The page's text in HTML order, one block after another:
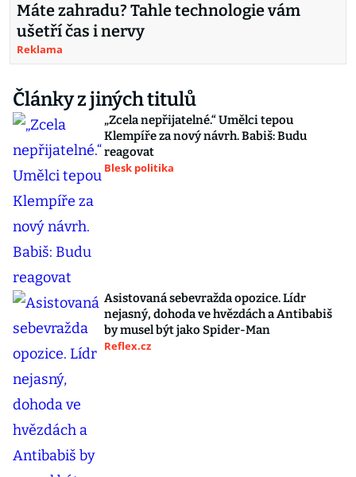
Máte zahradu? Tahle technologie vám
ušetří čas i nervy
Reklama
Články z jiných titulů
„Zcela nepřijatelné.“ Umělci tepou
Klempíře za nový návrh. Babiš: Budu
reagovat
Blesk politika
Asistovaná sebevražda opozice. Lídr
nejasný, dohoda ve hvězdách a Antibabiš
by musel být jako Spider-Man
Reflex.cz